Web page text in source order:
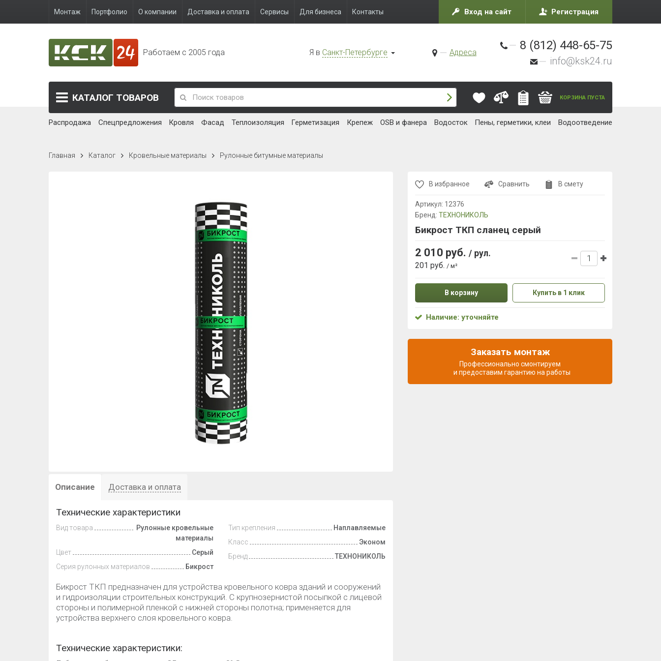
Монтаж Портфолио О компании Доставка и оплата Сервисы Для бизнеса Контакты Вход на сайт Регистрация
Работаем с 2005 года Я в Санкт-Петербурге Адреса
8 (812) 448-65-75
info@ksk24.ru
КАТАЛОГ ТОВАРОВ КОРЗИНА ПУСТА
Распродажа Спецпредложения Кровля Фасад Теплоизоляция Герметизация Крепеж OSB и фанера Водосток Пены, герметики, клеи Водоотведение
Главная Каталог Кровельные материалы Рулонные битумные материалы
Описание Доставка и оплата
Технические характеристики
Вид товара
Рулонные кровельные
материалы
Цвет
Серый
Серия рулонных материалов
Бикрост
Тип крепления
Наплавляемые
Класс
Эконом
Бренд
ТЕХНОНИКОЛЬ
Бикрост ТКП предназначен для устройства кровельного ковра зданий и сооружений
и гидроизоляции строительных конструкций. С крупнозернистой посыпкой с лицевой
стороны и полимерной пленкой с нижней стороны полотна; применяется для
устройства верхнего слоя кровельного ковра.
Технические характеристики:
В избранное Сравнить В смету
Артикул: 12376
Бренд: ТЕХНОНИКОЛЬ
Бикрост ТКП сланец серый
2 010 руб. / рул.
201 руб. / м²
В корзину Купить в 1 клик
Наличие: уточняйте
Заказать монтаж
Профессионально смонтируем
и предоставим гарантию на работы